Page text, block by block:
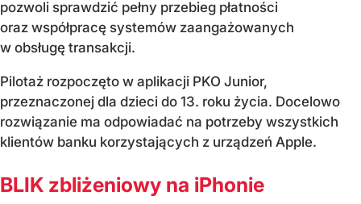
pozwoli sprawdzić pełny przebieg płatności
oraz współpracę systemów zaangażowanych
w obsługę transakcji.
Pilotaż rozpoczęto w aplikacji PKO Junior,
przeznaczonej dla dzieci do 13. roku życia. Docelowo
rozwiązanie ma odpowiadać na potrzeby wszystkich
klientów banku korzystających z urządzeń Apple.
BLIK zbliżeniowy na iPhonie